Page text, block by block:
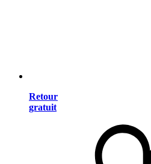
Retour
gratuit